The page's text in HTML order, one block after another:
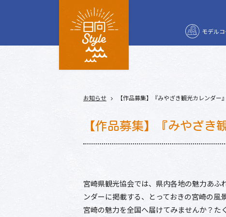
モデルコ
お知らせ 【作品募集】『みやざき観光カレンダー
【作品募集】『みやざき
宮崎県観光協会では、県内各地の魅力あ
ンダーに掲載する、とっておきの宮崎の風
宮崎の魅力を全国へ届けてみませんか？た